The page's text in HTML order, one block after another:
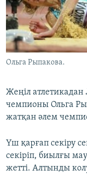
ЖАЗЫЛЫҢЫЗ
Басқа тілдерде
Ольга Рыпакова.
Жеңіл
чемпионы Ольга
жатқан әлем
Үш қарғап секіру
секіріп, биылғы
жетті. Алтынды